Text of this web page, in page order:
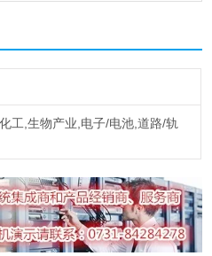
工,生物产业,电子/电池,道路/轨